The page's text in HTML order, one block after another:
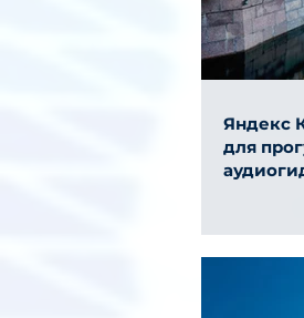
Яндекс
для